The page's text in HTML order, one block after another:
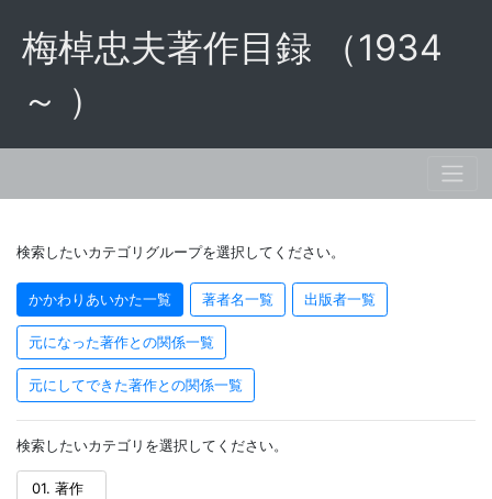
梅棹忠夫著作目録 （1934
～ ）
検索したいカテゴリグループを選択してください。
かかわりあいかた一覧 著者名一覧 出版者一覧
元になった著作との関係一覧
元にしてできた著作との関係一覧
検索したいカテゴリを選択してください。
01. 著作